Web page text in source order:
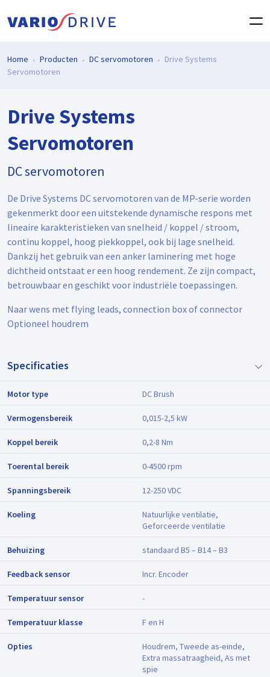
Home Producten DC servomotoren
Drive Systems
Servomotoren
Drive Systems
Servomotoren
DC servomotoren
De Drive Systems DC servomotoren van de MP-serie worden
gekenmerkt door een uitstekende dynamische respons met
lineaire karakteristieken van snelheid / koppel / stroom,
continu koppel, hoog piekkoppel, ook bij lage snelheid.
Dankzij het gebruik van een anker laminering met hoge
dichtheid ontstaat er een hoog rendement. Ze zijn compact,
betrouwbaar en geschikt voor industriële toepassingen.
Naar wens met flying leads, connection box of connector
Optioneel houdrem
Specificaties
Motor type DC Brush
Vermogensbereik 0,015-2,5 kW
Koppel bereik 0,2-8 Nm
Toerental bereik 0-4500 rpm
Spanningsbereik 12-250 VDC
Koeling
Natuurlijke ventilatie,
Geforceerde ventilatie
Behuizing standaard B5 – B14 – B3
Feedback sensor Incr. Encoder
Temperatuur sensor -
Temperatuur klasse F en H
Opties
Houdrem, Tweede as-einde,
Extra massatraagheid, As met
spie